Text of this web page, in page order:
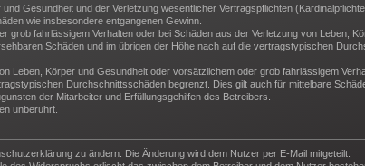
Gesundheit und der Verletzung wesentlicher Vertragspflichten
wie insbesondere entgangenen Gewinn.
grob fahrlässigem Verhalten oder bei Schäden aus der Verletzung von Leben,
Schäden und im übrigen der Höhe nach auf die vertragstypischen
Leben, Körper und Gesundheit oder vorsätzlichem oder grob fahrlässigem
Durchschnittsschäden begrenzt. Dies gilt auch für mittelbare
der Mitarbeiter und Erfüllungsgehilfen des Betreibers.
unberührt.
zu ändern. Die Änderung wird dem Nutzer per E-Mail mitgeteilt.